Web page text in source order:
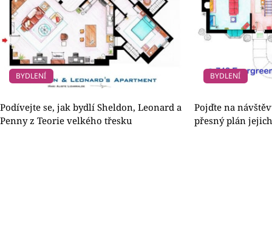
BYDLENÍ
Podívejte se, jak bydlí Sheldon, Leonard a
Penny z Teorie velkého třesku
BYDLENÍ
Pojďte na
přesný plán